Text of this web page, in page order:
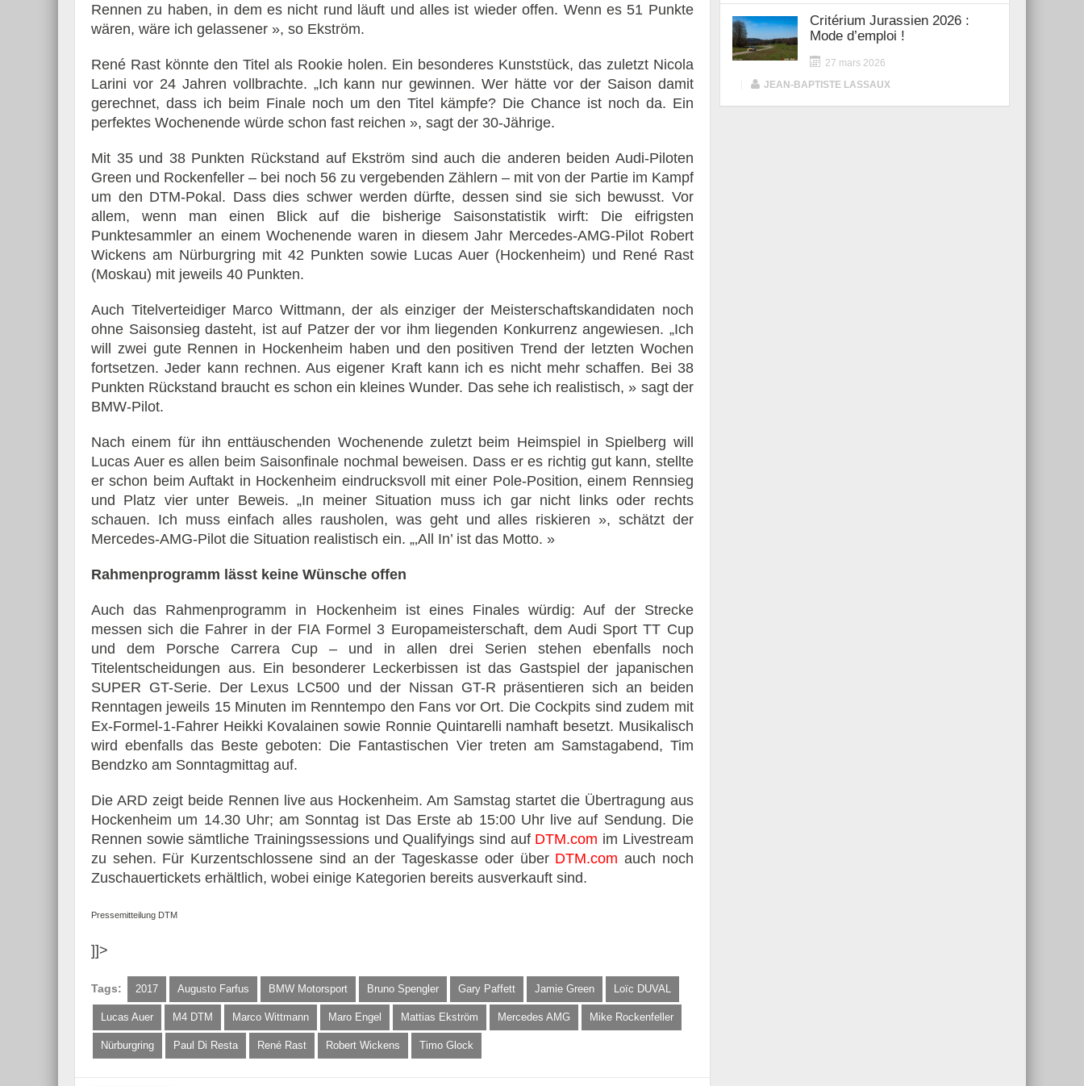
Rennen zu haben, in dem es nicht rund läuft und alles ist wieder offen. Wenn es 51 Punkte
wären, wäre ich gelassener », so Ekström.
René Rast könnte den Titel als Rookie holen. Ein besonderes Kunststück, das zuletzt Nicola
Larini vor 24 Jahren vollbrachte. „Ich kann nur gewinnen. Wer hätte vor der Saison damit
gerechnet, dass ich beim Finale noch um den Titel kämpfe? Die Chance ist noch da. Ein
perfektes Wochenende würde schon fast reichen », sagt der 30-Jährige.
Mit 35 und 38 Punkten Rückstand auf Ekström sind auch die anderen beiden Audi-Piloten
Green und Rockenfeller – bei noch 56 zu vergebenden Zählern – mit von der Partie im Kampf
um den DTM-Pokal. Dass dies schwer werden dürfte, dessen sind sie sich bewusst. Vor
allem, wenn man einen Blick auf die bisherige Saisonstatistik wirft: Die eifrigsten
Punktesammler an einem Wochenende waren in diesem Jahr Mercedes-AMG-Pilot Robert
Wickens am Nürburgring mit 42 Punkten sowie Lucas Auer (Hockenheim) und René Rast
(Moskau) mit jeweils 40 Punkten.
Auch Titelverteidiger Marco Wittmann, der als einziger der Meisterschaftskandidaten noch
ohne Saisonsieg dasteht, ist auf Patzer der vor ihm liegenden Konkurrenz angewiesen. „Ich
will zwei gute Rennen in Hockenheim haben und den positiven Trend der letzten Wochen
fortsetzen. Jeder kann rechnen. Aus eigener Kraft kann ich es nicht mehr schaffen. Bei 38
Punkten Rückstand braucht es schon ein kleines Wunder. Das sehe ich realistisch, » sagt der
BMW-Pilot.
Nach einem für ihn enttäuschenden Wochenende zuletzt beim Heimspiel in Spielberg will
Lucas Auer es allen beim Saisonfinale nochmal beweisen. Dass er es richtig gut kann, stellte
er schon beim Auftakt in Hockenheim eindrucksvoll mit einer Pole-Position, einem Rennsieg
und Platz vier unter Beweis. „In meiner Situation muss ich gar nicht links oder rechts
schauen. Ich muss einfach alles rausholen, was geht und alles riskieren », schätzt der
Mercedes-AMG-Pilot die Situation realistisch ein. „‚All In’ ist das Motto. »
Rahmenprogramm lässt keine Wünsche offen
Auch das Rahmenprogramm in Hockenheim ist eines Finales würdig: Auf der Strecke
messen sich die Fahrer in der FIA Formel 3 Europameisterschaft, dem Audi Sport TT Cup
und dem Porsche Carrera Cup – und in allen drei Serien stehen ebenfalls noch
Titelentscheidungen aus. Ein besonderer Leckerbissen ist das Gastspiel der japanischen
SUPER GT-Serie. Der Lexus LC500 und der Nissan GT-R präsentieren sich an beiden
Renntagen jeweils 15 Minuten im Renntempo den Fans vor Ort. Die Cockpits sind zudem mit
Ex-Formel-1-Fahrer Heikki Kovalainen sowie Ronnie Quintarelli namhaft besetzt. Musikalisch
wird ebenfalls das Beste geboten: Die Fantastischen Vier treten am Samstagabend, Tim
Bendzko am Sonntagmittag auf.
Die ARD zeigt beide Rennen live aus Hockenheim. Am Samstag startet die Übertragung aus
Hockenheim um 14.30 Uhr; am Sonntag ist Das Erste ab 15:00 Uhr live auf Sendung. Die
Rennen sowie sämtliche Trainingssessions und Qualifyings sind auf DTM.com im Livestream
zu sehen. Für Kurzentschlossene sind an der Tageskasse oder über DTM.com auch noch
Zuschauertickets erhältlich, wobei einige Kategorien bereits ausverkauft sind.
Pressemitteilung DTM
]]>
Tags: 2017 Augusto Farfus BMW Motorsport Bruno Spengler Gary Paffett Jamie Green Loïc DUVAL
Lucas Auer M4 DTM Marco Wittmann Maro Engel Mattias Ekström Mercedes AMG Mike Rockenfeller
Nürburgring Paul Di Resta René Rast Robert Wickens Timo Glock
Critérium Jurassien 2026 :
Mode d’emploi !
27 mars 2026
JEAN-BAPTISTE LASSAUX